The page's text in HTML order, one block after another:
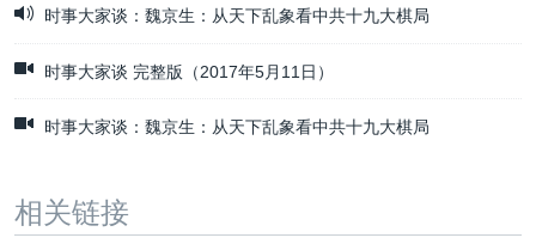
时事大家谈：魏京生：从天下乱象看中共十九大棋局
时事大家谈 完整版（2017年5月11日）
时事大家谈：魏京生：从天下乱象看中共十九大棋局
相关链接